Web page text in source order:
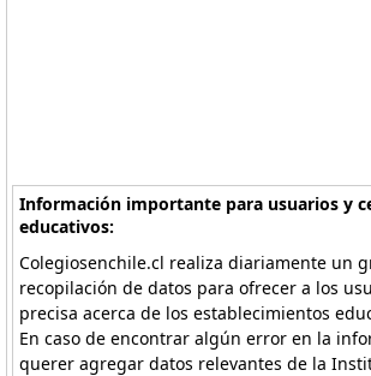
Información importante para usuarios y
educativos:
Colegiosenchile.cl realiza diariamente un
recopilación de datos para ofrecer a los
precisa acerca de los establecimientos
En caso de encontrar algún error en la
querer agregar datos relevantes de la